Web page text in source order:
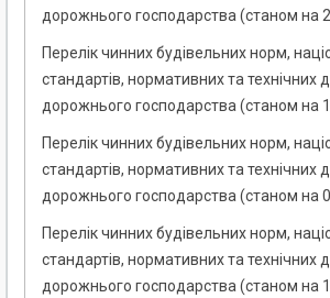
дорожнього господарства (станом на
Перелік чинних будівельних норм,
стандартів, нормативних та технічних
дорожнього господарства (станом на
Перелік чинних будівельних норм,
стандартів, нормативних та технічних
дорожнього господарства (станом на
Перелік чинних будівельних норм,
стандартів, нормативних та технічних
дорожнього господарства (станом на